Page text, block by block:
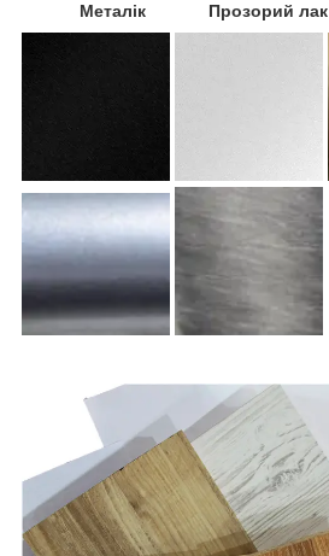
Металік Прозорий лак